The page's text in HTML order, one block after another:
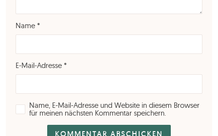
Name *
E-Mail-Adresse *
Name, E-Mail-Adresse und Website in diesem Browser
für meinen nächsten Kommentar speichern.